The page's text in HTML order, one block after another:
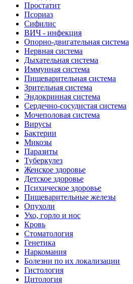
Простатит
Псориаз
Сифилис
ВИЧ - инфекция
Опорно-двигательная система
Нервная система
Дыхательная система
Иммунная система
Пищеварительная система
Зрительная система
Эндокринная система
Сердечно-сосудистая система
Мочеполовая система
Вирусы
Бактерии
Микозы
Паразиты
Туберкулез
Женское здоровье
Детское здоровье
Психическое здоровье
Пищеварительные железы
Опухоли
Ухо, горло и нос
Кровь
Стоматология
Генетика
Наркомания
Болезни по их локализации
Гистология
Цитология